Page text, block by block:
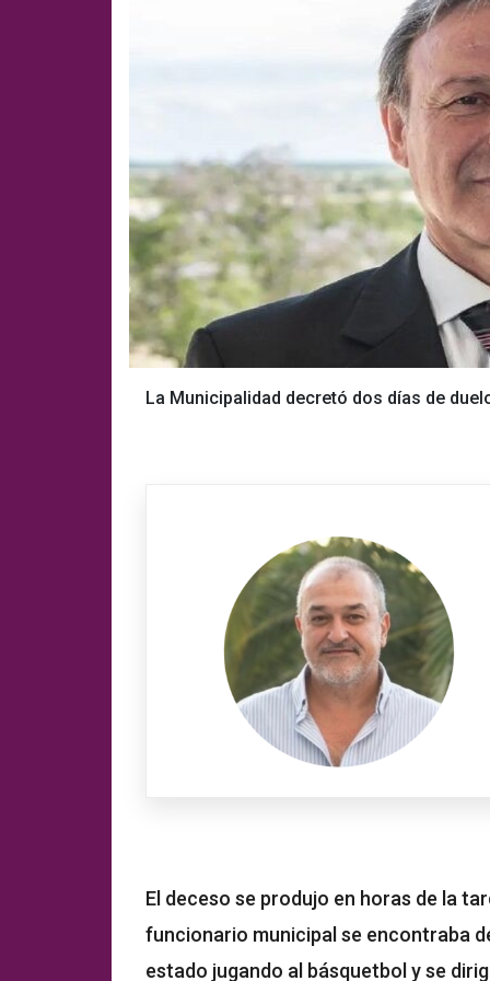
La Municipalidad decretó dos días de
El deceso se produjo en horas de la
funcionario municipal se encontraba
estado jugando al básquetbol y se